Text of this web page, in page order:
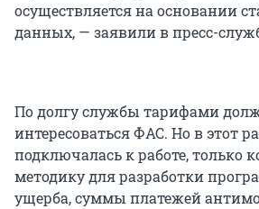
осуществляется на основании
данных, — заявили в пресс-
По долгу службы тарифами
интересоваться ФАС. Но в этот
подключалась к работе, только
методику для разработки
ущерба, суммы платежей